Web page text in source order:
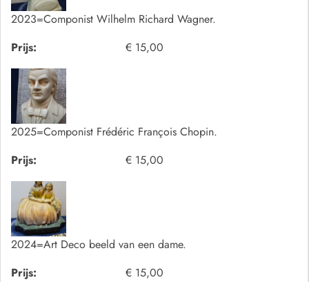
2023=Componist Wilhelm Richard Wagner.
Prijs:
€ 15,00
2025=Componist Frédéric François Chopin.
Prijs:
€ 15,00
2024=Art Deco beeld van een dame.
Prijs:
€ 15,00